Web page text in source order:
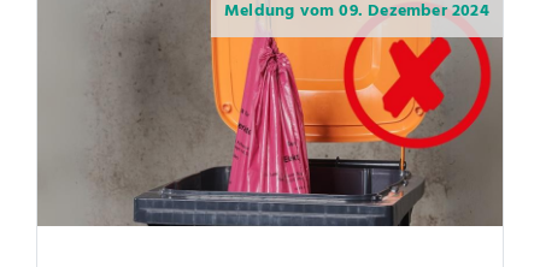
Meldung vom09. Dezember 2024